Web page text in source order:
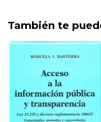
También te